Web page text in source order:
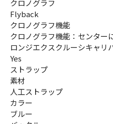
クロノグラフ
Flyback
クロノグラフ機能
クロノグラフ機能：センター
ロンジエクスクルーシキャリ
Yes
ストラップ
素材
人工ストラップ
カラー
ブルー